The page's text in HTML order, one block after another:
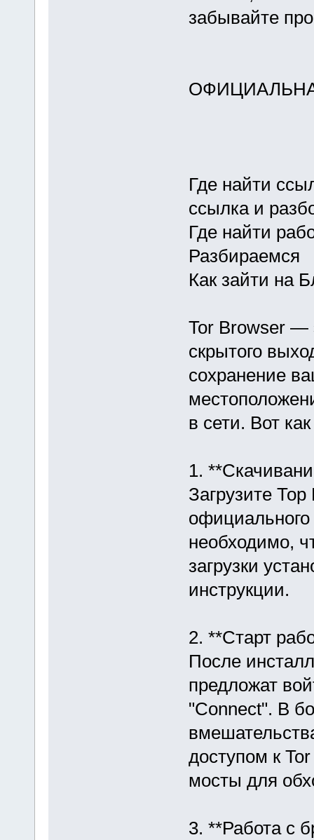
забывайте
Где найти
ссылка и
Где найти
Разбираемся
Как зайти на
Tor Browser —
скрытого
сохранение
в сети. Вот
1.
Загрузите
необходимо,
загрузки
инструкции.
2. **Старт
После
предложат
"Connect". В
доступом к
мосты для
3. **Работа с